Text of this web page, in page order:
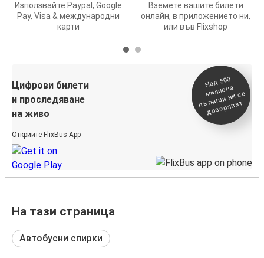
Използвайте Paypal, Google
Pay, Visa & международни
карти
Вземете вашите билети
онлайн, в приложението ни,
или във Flixshop
Цифрови билети
и проследяване
на живо
Открийте FlixBus App
На
д 500
милиона
п
ътници ни се
доверяват
На тази страница
Автобусни спирки